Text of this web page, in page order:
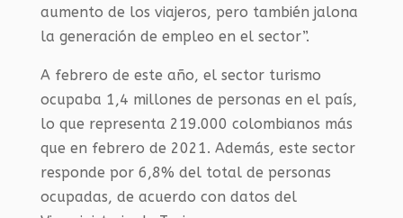
aumento de los viajeros, pero también jalona
la generación de empleo en el sector”.
A febrero de este año, el sector turismo
ocupaba 1,4 millones de personas en el país,
lo que representa 219.000 colombianos más
que en febrero de 2021. Además, este sector
responde por 6,8% del total de personas
ocupadas, de acuerdo con datos del